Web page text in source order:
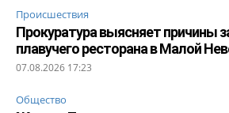
Происшествия
Прокуратура выясняет причины
плавучего ресторана в Малой
07.08.2026 17:23
Общество